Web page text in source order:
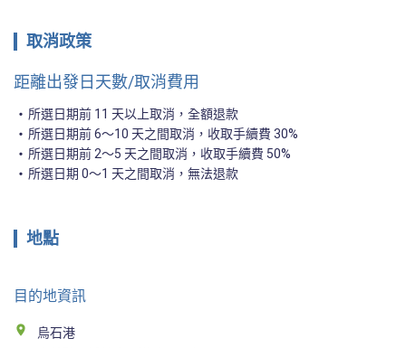
取消政策
距離出發日天數/取消費用
所選日期前 11 天以上取消，全額退款
所選日期前 6～10 天之間取消，收取手續費 30%
所選日期前 2～5 天之間取消，收取手續費 50%
所選日期 0～1 天之間取消，無法退款
地點
目的地資訊
烏石港